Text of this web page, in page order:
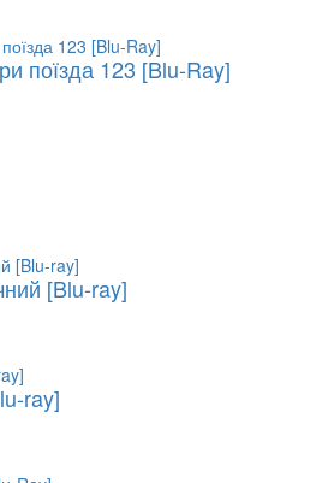
поїзда 123 [Blu-Ray]
[Blu-ray]
ray]